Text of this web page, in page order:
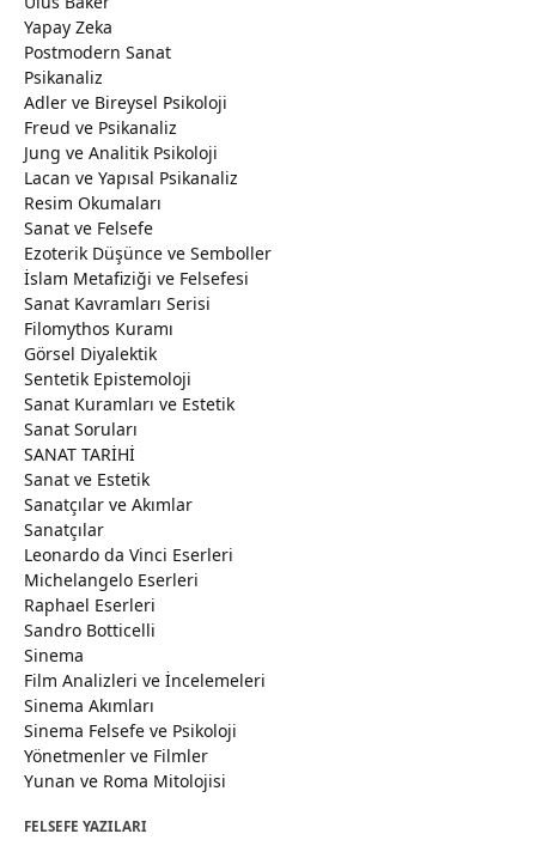
Yapay Zeka
Postmodern Sanat
Psikanaliz
Adler ve Bireysel Psikoloji
Freud ve Psikanaliz
Jung ve Analitik Psikoloji
Lacan ve Yapısal Psikanaliz
Resim Okumaları
Sanat ve Felsefe
Ezoterik Düşünce ve Semboller
İslam Metafiziği ve Felsefesi
Sanat Kavramları Serisi
Filomythos Kuramı
Görsel Diyalektik
Sentetik Epistemoloji
Sanat Kuramları ve Estetik
Sanat Soruları
SANAT TARİHİ
Sanat ve Estetik
Sanatçılar ve Akımlar
Sanatçılar
Leonardo da Vinci Eserleri
Michelangelo Eserleri
Raphael Eserleri
Sandro Botticelli
Sinema
Film Analizleri ve İncelemeleri
Sinema Akımları
Sinema Felsefe ve Psikoloji
Yönetmenler ve Filmler
Yunan ve Roma Mitolojisi
FELSEFE YAZILARI